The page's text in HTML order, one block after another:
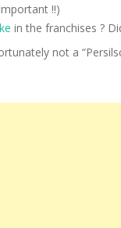
!!)
in the franchises ?
not a